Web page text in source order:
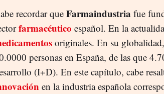
recordar que Farmaindustria fue
farmacéutico español. En la
originales. En su
personas en España, de las que
(I+D). En este capítulo, cabe
en la industria española